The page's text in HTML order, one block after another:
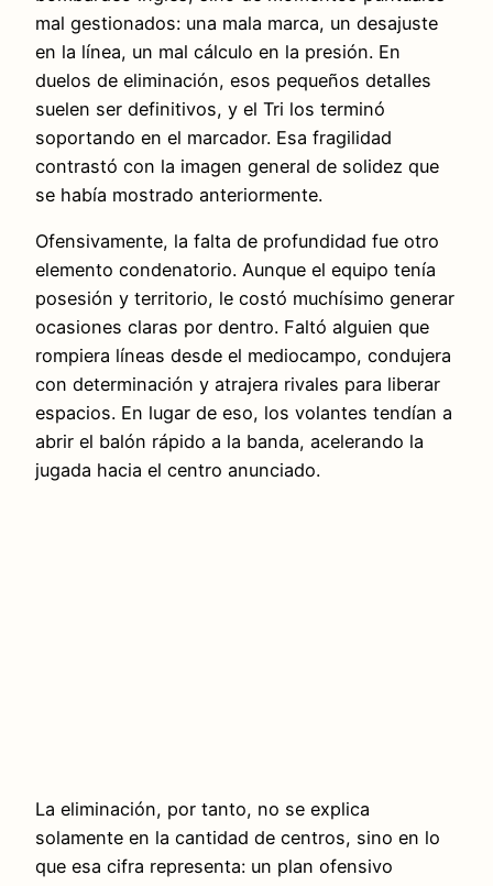
mal gestionados: una mala marca, un desajuste
en la línea, un mal cálculo en la presión. En
duelos de eliminación, esos pequeños detalles
suelen ser definitivos, y el Tri los terminó
soportando en el marcador. Esa fragilidad
contrastó con la imagen general de solidez que
se había mostrado anteriormente.
Ofensivamente, la falta de profundidad fue otro
elemento condenatorio. Aunque el equipo tenía
posesión y territorio, le costó muchísimo generar
ocasiones claras por dentro. Faltó alguien que
rompiera líneas desde el mediocampo, condujera
con determinación y atrajera rivales para liberar
espacios. En lugar de eso, los volantes tendían a
abrir el balón rápido a la banda, acelerando la
jugada hacia el centro anunciado.
La eliminación, por tanto, no se explica
solamente en la cantidad de centros, sino en lo
que esa cifra representa: un plan ofensivo